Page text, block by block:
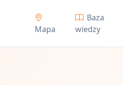
Mapa
Baza
wiedzy